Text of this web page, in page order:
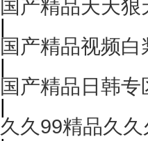
国产精品天天狠
|
国产精品视频白
|
国产精品日韩专
|
久久99精品久